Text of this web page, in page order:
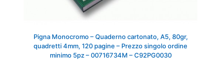
Pigna Monocromo – Quaderno cartonato, A5, 80gr,
quadretti 4mm, 120 pagine – Prezzo singolo ordine
minimo 5pz – 00716734M – C92PG0030